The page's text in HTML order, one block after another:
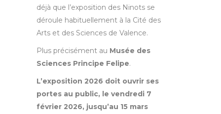
déjà que l’exposition des Ninots se
déroule habituellement à la Cité des
Arts et des Sciences de Valence.
Plus précisément au Musée des
Sciences Principe Felipe.
L’exposition 2026 doit ouvrir ses
portes au public, le vendredi 7
février 2026, jusqu’au 15 mars